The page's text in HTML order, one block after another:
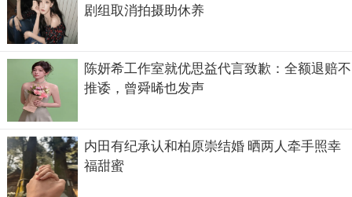
剧组取消拍摄助休养
陈妍希工作室就优思益代言致歉：全额退赔不
推诿，曾舜晞也发声
内田有纪承认和柏原崇结婚 晒两人牵手照幸
福甜蜜